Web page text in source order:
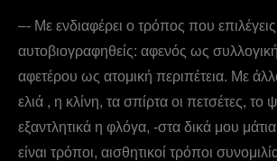
–- Με ενδιαφέρει ο τρόπος που
αυτοβιογραφηθείς: αφενός ως
αφετέρου ως ατομική περιπέτεια. Με
ελιά , η κλίνη, τα σπίρτα οι πετσέτες, το
εξαντλητικά η φλόγα, -στα δικά μου
είναι τρόποι, αισθητικοί τρόποι